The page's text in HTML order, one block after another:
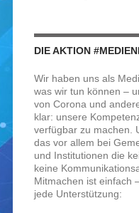
DIE AKTION
Wir haben uns als
was wir tun können –
von Corona und
klar: unsere
verfügbar zu machen.
das vor allem bei
und Institutionen die
keine
Mitmachen ist einfach
jede Unterstützung: